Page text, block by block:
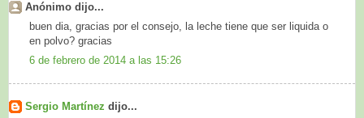
Anónimo dijo...
buen dia, gracias por el consejo, la leche tiene que ser liquida o
en polvo? gracias
6 de febrero de 2014 a las 15:26
Sergio Martínez dijo...